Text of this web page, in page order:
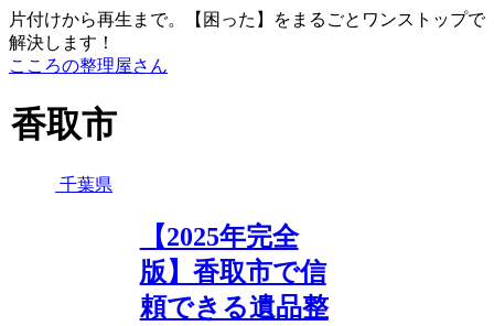
片付けから再生まで。【困った】をまるごとワンストップで
解決します！
こころの整理屋さん
香取市
千葉県
【2025年完全
版】香取市で信
頼できる遺品整